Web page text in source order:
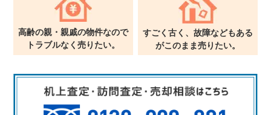
高齢の親・親戚の物件なので
トラブルなく売りたい。
すごく古く、故障などもある
がこのまま売りたい。